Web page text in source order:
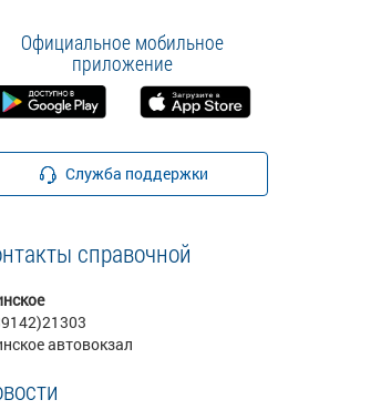
Официальное мобильное
приложение
Служба поддержки
справочной
автовокзал